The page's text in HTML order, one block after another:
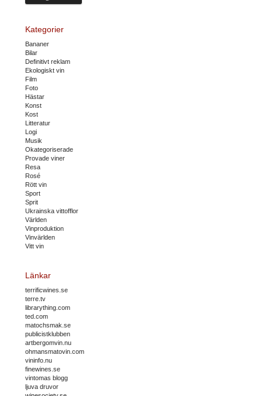
Kategorier
Bananer
Bilar
Definitivt reklam
Ekologiskt vin
Film
Foto
Hästar
Konst
Kost
Litteratur
Logi
Musik
Okategoriserade
Provade viner
Resa
Rosé
Rött vin
Sport
Sprit
Ukrainska vittofflor
Världen
Vinproduktion
Vinvärlden
Vitt vin
Länkar
terrificwines.se
terre.tv
librarything.com
ted.com
matochsmak.se
publicistklubben
artbergomvin.nu
ohmansmatovin.com
vininfo.nu
finewines.se
vintomas blogg
ljuva druvor